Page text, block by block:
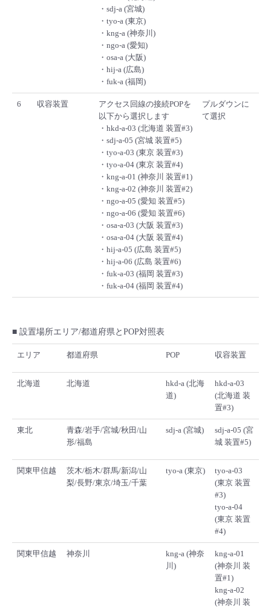
・sdj-a (宮城)
・tyo-a (東京)
・kng-a (神奈川)
・ngo-a (愛知)
・osa-a (大阪)
・hij-a (広島)
・fuk-a (福岡)
6 収容装置
アクセス回線の接続POPを
以下から選択します
・hkd-a-03 (北海道 装置#3)
・sdj-a-05 (宮城 装置#5)
・tyo-a-03 (東京 装置#3)
・tyo-a-04 (東京 装置#4)
・kng-a-01 (神奈川 装置#1)
・kng-a-02 (神奈川 装置#2)
・ngo-a-05 (愛知 装置#5)
・ngo-a-06 (愛知 装置#6)
・osa-a-03 (大阪 装置#3)
・osa-a-04 (大阪 装置#4)
・hij-a-05 (広島 装置#5)
・hij-a-06 (広島 装置#6)
・fuk-a-03 (福岡 装置#3)
・fuk-a-04 (福岡 装置#4)
プルダウンに
て選択
■ 設置場所エリア/都道府県とPOP対照表
エリア 都道府県 POP 収容装置
北海道 北海道
hkd-a (北海
道)
hkd-a-03
(北海道 装
置#3)
東北
青森/岩手/宮城/秋田/山
形/福島
sdj-a (宮城)
sdj-a-05 (宮
城 装置#5)
関東甲信越
茨木/栃木/群馬/新潟/山
梨/長野/東京/埼玉/千葉
tyo-a (東京)
tyo-a-03
(東京 装置
#3)
tyo-a-04
(東京 装置
#4)
関東甲信越 神奈川
kng-a (神奈
川)
kng-a-01
(神奈川 装
置#1)
kng-a-02
(神奈川 装